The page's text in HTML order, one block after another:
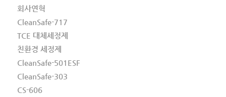
회사연혁
CleanSafe-717
TCE 대체세정제
친환경 세정제
CleanSafe-501ESF
CleanSafe-303
CS-606